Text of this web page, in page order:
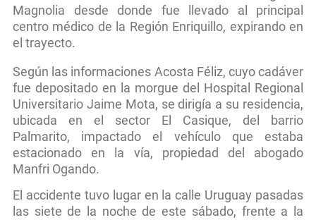
Magnolia desde donde fue llevado al principal
centro médico de la Región Enriquillo, expirando en
el trayecto.
Según las informaciones Acosta Féliz, cuyo cadáver
fue depositado en la morgue del Hospital Regional
Universitario Jaime Mota, se dirigía a su residencia,
ubicada en el sector El Casique, del barrio
Palmarito, impactado el vehículo que estaba
estacionado en la vía, propiedad del abogado
Manfri Ogando.
El accidente tuvo lugar en la calle Uruguay pasadas
las siete de la noche de este sábado, frente a la